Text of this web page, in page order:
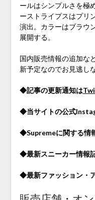
ールはシンプルさを極
ーストライプスはプリ
演出。カラーはブラウ
展開する。
国内販売情報の追加な
新予定なのでお見逃しな
◆記事の更新通知は
◆当サイトの公式
◆Supremeに関する情
◆最新スニーカー情報
◆最新ファッション・